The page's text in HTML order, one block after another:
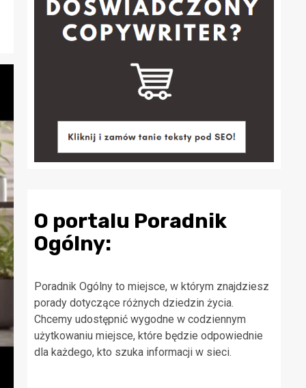
O portalu Poradnik
Ogólny:
Poradnik Ogólny to miejsce, w którym znajdziesz
porady dotyczące różnych dziedzin życia.
Chcemy udostępnić wygodne w codziennym
użytkowaniu miejsce, które będzie odpowiednie
dla każdego, kto szuka informacji w sieci.